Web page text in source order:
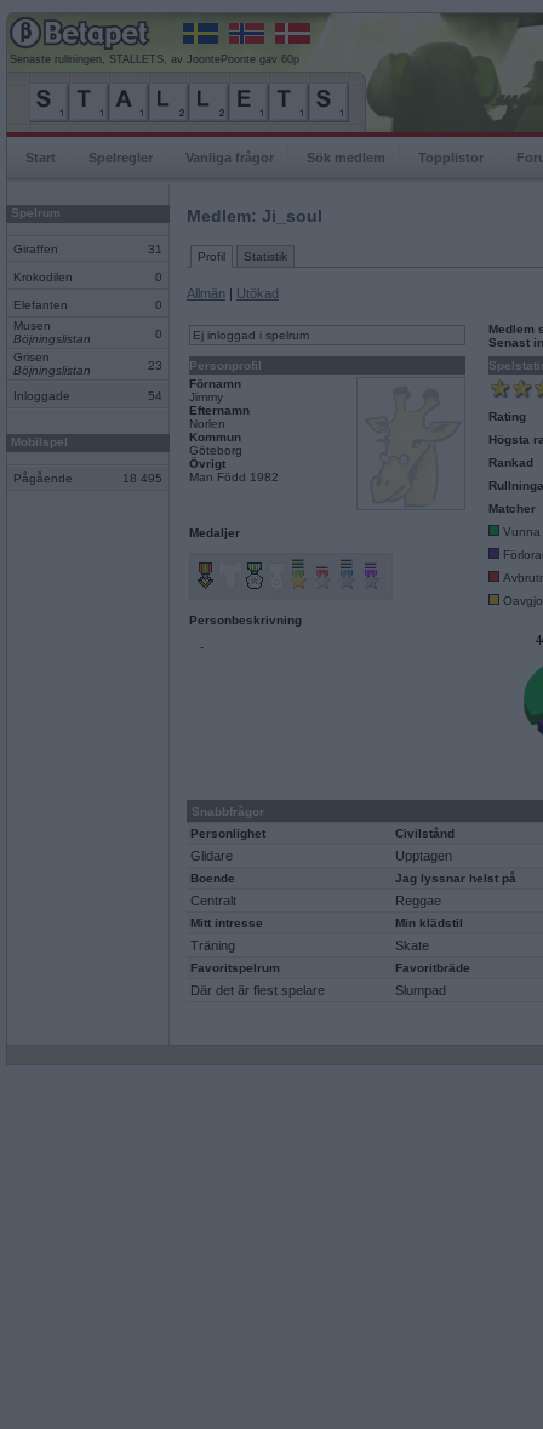
Senaste rullningen, STALLETS, av JoontePoonte gav 60p
Start Spelregler Vanliga frågor Sök medlem Topplistor
Spelrum
Giraffen 31
Krokodilen 0
Elefanten
0
Musen
Böjningslistan
0
Grisen
Böjningslistan
23
Inloggade 54
Mobilspel
Pågående 18 495
Medlem: Ji_soul
Profil Statistik
Allmän | Utökad
Ej inloggad i spelrum
Personprofil
Förnamn
Jimmy
Efternamn
Norlen
Kommun
Göteborg
Övrigt
Man Född 1982
Medaljer
Personbeskrivning
-
Medlem
Senast
Rating
Högsta
Rankad
Matcher
Vunna
Snabbfrågor
Personlighet
Civilstånd
Glidare Upptagen
Boende Jag lyssnar helst på
Centralt Reggae
Mitt intresse Min klädstil
Träning Skate
Favoritspelrum Favoritbräde
Där det är flest spelare Slumpad